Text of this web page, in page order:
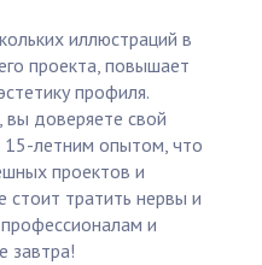
иллюстраций в
проекта, повышает
профиля.
вы доверяете свой
15-летним опытом, что
проектов и
тратить нервы и
и
завтра!